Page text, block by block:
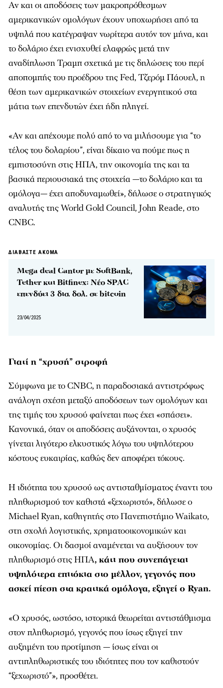
Αν και οι αποδόσεις των μακροπρόθεσμων
αμερικανικών ομολόγων έχουν υποχωρήσει από τα
υψηλά που κατέγραψαν νωρίτερα αυτόν τον μήνα, και
το δολάριο έχει ενισχυθεί ελαφρώς μετά την
αναδίπλωση Τραμπ σχετικά με τις δηλώσεις του περί
αποπομπής του προέδρου της Fed, Τζερόμ Πάουελ, η
θέση των αμερικανικών στοιχείων ενεργητικού στα
μάτια των επενδυτών έχει ήδη πληγεί.
«Αν και απέχουμε πολύ από το να μιλήσουμε για “το
τέλος του δολαρίου”, είναι δίκαιο να πούμε πως η
εμπιστοσύνη στις ΗΠΑ, την οικονομία της και τα
βασικά περιουσιακά της στοιχεία —το δολάριο και τα
ομόλογα— έχει αποδυναμωθεί», δήλωσε ο στρατηγικός
αναλυτής της World Gold Council, John Reade, στο
CNBC.
ΔΙΑΒΑΣΤΕ ΑΚΟΜΑ
Mega deal Cantor με SoftBank,
Tether και Bitfinex: Νέο SPAC
επενδύει 3 δισ. δολ. σε bitcoin
23/04/2025
Γιατί η “χρυσή” στροφή
Σύμφωνα με το CNBC, η παραδοσιακά αντιστρόφως
ανάλογη σχέση μεταξύ αποδόσεων των ομολόγων και
της τιμής του χρυσού φαίνεται πως έχει «σπάσει».
Κανονικά, όταν οι αποδόσεις αυξάνονται, ο χρυσός
γίνεται λιγότερο ελκυστικός λόγω του υψηλότερου
κόστους ευκαιρίας, καθώς δεν αποφέρει τόκους.
Η ιδιότητα του χρυσού ως αντισταθμίσματος έναντι του
πληθωρισμού τον καθιστά «ξεχωριστό», δήλωσε ο
Michael Ryan, καθηγητής στο Πανεπιστήμιο Waikato,
στη σχολή λογιστικής, χρηματοοικονομικών και
οικονομίας. Οι δασμοί αναμένεται να αυξήσουν τον
πληθωρισμό στις ΗΠΑ, κάτι που συνεπάγεται
υψηλότερα επιτόκια στο μέλλον, γεγονός που
ασκεί πίεση στα κρατικά ομόλογα, εξηγεί ο Ryan.
«Ο χρυσός, ωστόσο, ιστορικά θεωρείται αντιστάθμισμα
στον πληθωρισμό, γεγονός που ίσως εξηγεί την
αυξημένη του προτίμηση — ίσως είναι οι
αντιπληθωριστικές του ιδιότητες που τον καθιστούν
“ξεχωριστό”», προσθέτει.